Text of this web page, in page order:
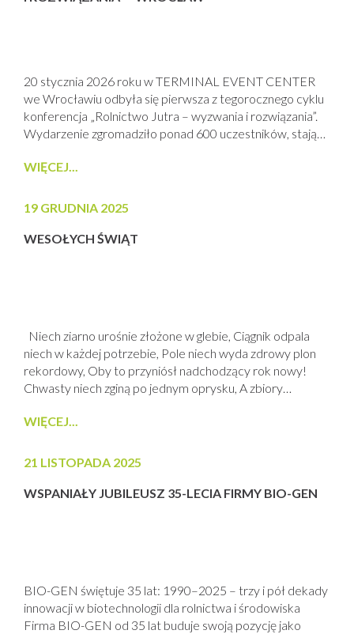
20 stycznia 2026 roku w TERMINAL EVENT CENTER
we Wrocławiu odbyła się pierwsza z tegorocznego cyklu
konferencja „Rolnictwo Jutra – wyzwania i rozwiązania”.
Wydarzenie zgromadziło ponad 600 uczestników, stając
styczniowym kalendarzu branży rolniczej w Polsce.
była firma PROCAM, wiodący dostawca nowoczesnych
wśród...
WIĘCEJ...
19 GRUDNIA 2025
WESOŁYCH ŚWIĄT
Niech ziarno urośnie złożone w glebie, Ciągnik odpala
niech w każdej potrzebie, Pole niech wyda zdrowy plon
rekordowy, Oby to przyniósł nadchodzący rok nowy!
Chwasty niech zginą po jednym oprysku, A zbiory
wysoko się liczy, Tego na Święta PROCAM Wam życzy!
WIĘCEJ...
21 LISTOPADA 2025
WSPANIAŁY JUBILEUSZ 35-LECIA FIRMY BIO-GEN
BIO-GEN świętuje 35 lat: 1990–2025 – trzy i pół dekady
innowacji w biotechnologii dla rolnictwa i środowiska
Firma BIO-GEN od 35 lat buduje swoją pozycję jako